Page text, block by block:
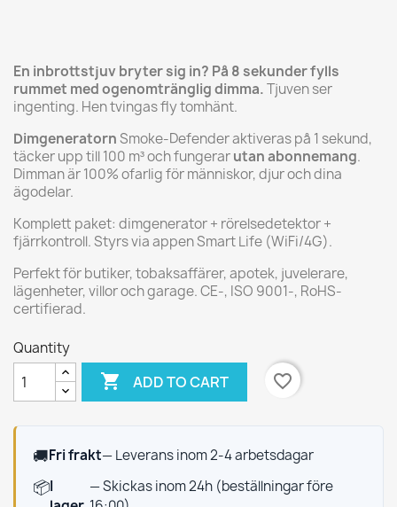
En inbrottstjuv bryter sig in? På 8 sekunder fylls
rummet med ogenomtränglig dimma.Tjuven ser
ingenting. Hen tvingas fly tomhänt.
DimgeneratornSmoke-Defender aktiveras på 1 sekund,
täcker upp till 100 m³ och fungerarutan abonnemang.
Dimman är 100% ofarlig för människor, djur och dina
ägodelar.
Komplett paket: dimgenerator + rörelsedetektor +
fjärrkontroll. Styrs via appen Smart Life (WiFi/4G).
Perfekt för butiker, tobaksaffärer, apotek, juvelerare,
lägenheter, villor och garage. CE-, ISO 9001-, RoHS-
certifierad.
Quantity
 ADD TO CART favorite_border
🚚Fri frakt— Leverans inom 2-4 arbetsdagar
📦I
— Skickas inom 24h (beställningar före